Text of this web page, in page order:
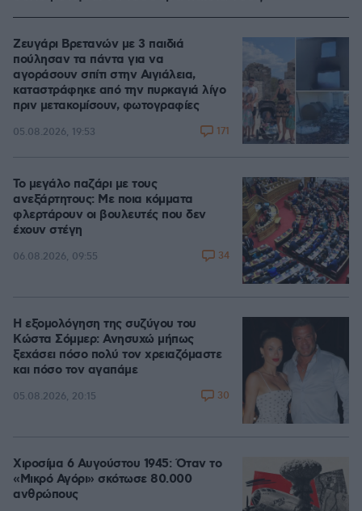
Ζευγάρι Βρετανών με 3 παιδιά
πούλησαν τα πάντα για να
αγοράσουν σπίτι στην Αιγιάλεια,
καταστράφηκε από την πυρκαγιά λίγο
πριν μετακομίσουν, φωτογραφίες
05.08.2026, 19:53 171
Το μεγάλο παζάρι με τους
ανεξάρτητους: Με ποια κόμματα
φλερτάρουν οι βουλευτές που δεν
έχουν στέγη
06.08.2026, 09:55 34
Η εξομολόγηση της συζύγου του
Κώστα Σόμμερ: Ανησυχώ μήπως
ξεχάσει πόσο πολύ τον χρειαζόμαστε
και πόσο τον αγαπάμε
05.08.2026, 20:15 30
Χιροσίμα 6 Αυγούστου 1945: Όταν το
«Μικρό Αγόρι» σκότωσε 80.000
ανθρώπους